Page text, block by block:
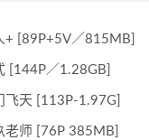
+ [89P+5V／815MB]
[144P／1.28GB]
飞天 [113P-1.97G]
老师 [76P 385MB]